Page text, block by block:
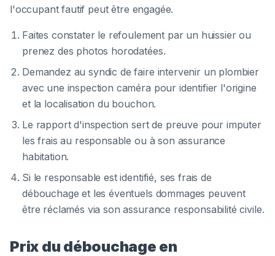
l'occupant fautif peut être engagée.
Faites constater le refoulement par un huissier ou
prenez des photos horodatées.
Demandez au syndic de faire intervenir un plombier
avec une inspection caméra pour identifier l'origine
et la localisation du bouchon.
Le rapport d'inspection sert de preuve pour imputer
les frais au responsable ou à son assurance
habitation.
Si le responsable est identifié, ses frais de
débouchage et les éventuels dommages peuvent
être réclamés via son assurance responsabilité civile.
Prix du débouchage en